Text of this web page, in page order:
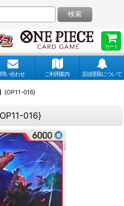
カート
検索
問い合わせ ご利用案内 店頭受取について
{OP11-016}
016}